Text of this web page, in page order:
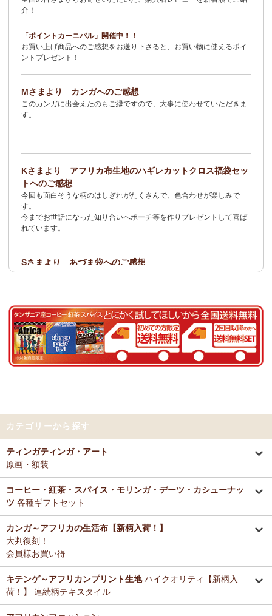
2/4： 長財布L字ファスナー～キテンゲ本革仕立て
～キテンゲ◇ハ
2/3： キテンゲ本革 名刺ケース～キテンゲ◇ハイクオリティ◇で
仕立てた新作登場！『ニッポンの技×アフリカの色』
2/3： オトナの多機能リュック～キテンゲ本革仕立て
ハイクオリティ◇で仕立てた新作登場！『ニッポンの技×アフリカ
の色』
1/19イージーパンツ～美脚ゆるやかブーツカットデザイン～
ンゲ◇ハイクオリティ◇で仕立てた新作登場！『ニッポンの技×ア
フリカの色』
1/19：エコバッグ≪2サイズ展開≫
名ごとに2つのカテゴリーでご紹介します
→ 作家名 A―L
→ 作家名 M―Z
名ごとに2つのカテゴリーでご紹介します
→ 作家名 A―L
→ 作家名 M―Z
1/15：2026年 バラカの福袋≪数量限定で再販決定！≫
～アフリカングッズ満杯～1年間の感謝をこめて
12/25：ステッチVネック ノースリーブブラウス新入荷！～キテ
ンゲ◇ハイクオリティ◇で仕立てた新作登場！
12/25：マサイシュカ アフリカの布ページに新入荷！
マサイ民族のマント 軽くおしゃれなブランケット
12/25：ティンガティンガ・アート～シャターニ（アフリカの精
霊）の作品新入荷！
12/25：
12/20：2026年 バラカの福袋～2025.12/20（土）予約販売開始
～アフリカングッズ満杯～1年間の感謝をこめて
≪数量限定販売
≫
介！
「ポイントカーニバル」開催中！！
お買い上げ商品へのご感想をお送り下さると、お買い物に使えるポイ
ントプレゼント！
Mさまより カンガへのご感想
このカンガに出会えたのもご縁ですので、大事に使わせていただきま
す。
Kさまより アフリカ布生地のハギレカットクロス福袋セッ
トへのご感想
今回も面白そうな柄のはしぎれがたくさんで、色合わせが楽しみで
す。
今までお世話になった知り合いへポーチ等を作りプレゼントして喜ば
れています。
Sさまより あづま袋へのご感想
とても可愛く、着こなしのアクセントになります。軽くて丈夫なので
Nさまより 乳香フランキンセンスへのご感想
食べてみたくて買いました。青い皮の柑橘系の様な香りと木の様な形
容し難い香りがする、なんとも言えない香りです。
好きとか嫌いとかいう感覚よりも急に眠くなって来たので、リラック
スしているのを感じます。なんとなく、良いなぁ。
Tさまより カンガへのご感想
テーブルクロスとして使用中。大きさが少し違っていたりちょっと曲
っかりした良い生地です。一番心配だった洗濯ですが、ネットに入れ
て手洗いモードで洗濯機にかけ、終わったらすぐ干し、うちの場合は
色落ち、色移りなく大丈夫でした。洗濯ジワも殆どない（個人の感想
です！）のでノーアイロンで使用しています。
リビングが無地だらけなので、カンガのデザインがいいアクセントに
なりちょっと素敵空間に。
います。
Tさまより アジュワ・デーツへのご感想
高級ドライフルーツ、安価で買えてうれしいです。
カテゴリーから探す
ティンガティンガ・アート
原画・額装
コーヒー・紅茶・スパイス・モリンガ・デーツ・カシューナッ
ツ 各種ギフトセット
カンガ～アフリカの生活布【新柄入荷！】
大判復刻！
会員様お買い得
キテンゲ～アフリカンプリント生地ハイクオリティ【新柄入
荷！】 連続柄テキスタイル